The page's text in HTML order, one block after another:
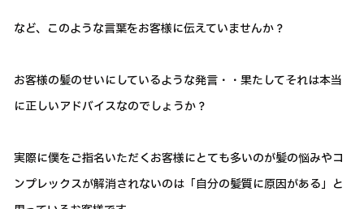
など、このような言葉をお客様に伝えていませんか？
お客様の髪のせいにしているような発言・・果たしてそれは本当
に正しいアドバイスなのでしょうか？
実際に僕をご指名いただくお客様にとても多いのが髪の悩みやコ
ンプレックスが解消されないのは「自分の髪質に原因がある」と